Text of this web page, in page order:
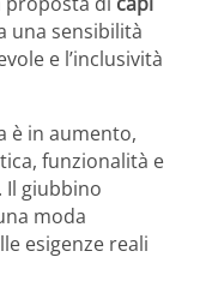
una sensibilità
e l’inclusività
è in aumento,
funzionalità e
giubbino
moda
esigenze reali